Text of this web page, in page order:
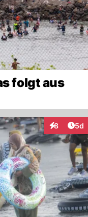
folgt aus
8 5d